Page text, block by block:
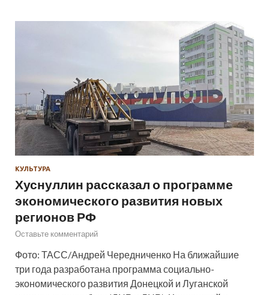
КУЛЬТУРА
Хуснуллин рассказал о программе
экономического развития новых
регионов РФ
Оставьте комментарий
Фото: ТАСС/Андрей Чередниченко На ближайшие
три года разработана программа социально-
экономического развития Донецкой и Луганской